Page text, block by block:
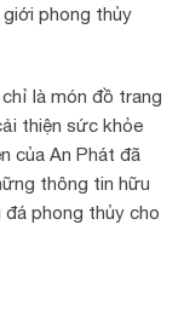
phong thủy
là món đồ trang
thiện sức khỏe
của An Phát đã
thông tin hữu
phong thủy cho